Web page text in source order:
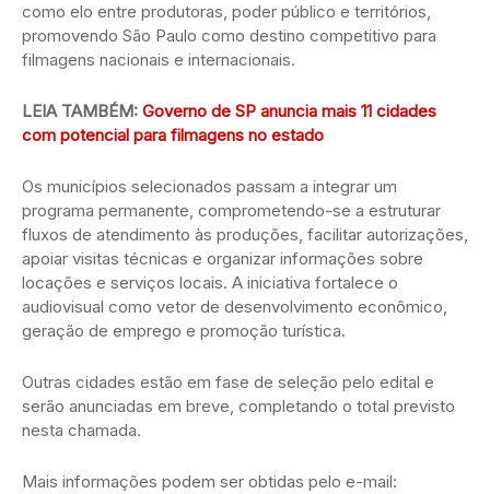
como elo entre produtoras, poder público e territórios,
promovendo São Paulo como destino competitivo para
filmagens nacionais e internacionais.
LEIA TAMBÉM: Governo de SP anuncia mais 11 cidades
com potencial para filmagens no estado
Os municípios selecionados passam a integrar um
programa permanente, comprometendo-se a estruturar
fluxos de atendimento às produções, facilitar autorizações,
apoiar visitas técnicas e organizar informações sobre
locações e serviços locais. A iniciativa fortalece o
audiovisual como vetor de desenvolvimento econômico,
geração de emprego e promoção turística.
Outras cidades estão em fase de seleção pelo edital e
serão anunciadas em breve, completando o total previsto
nesta chamada.
Mais informações podem ser obtidas pelo e-mail: